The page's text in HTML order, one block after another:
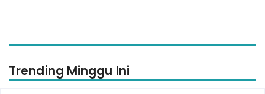
Trending Minggu Ini